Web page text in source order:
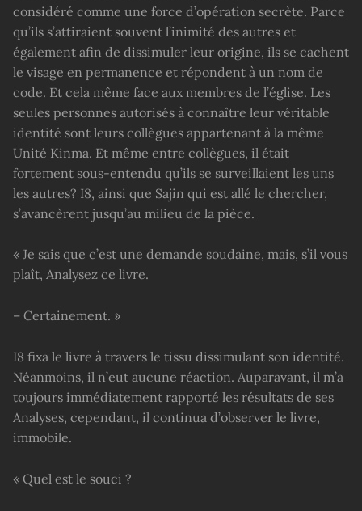
considéré comme une force d’opération secrète. Parce
qu’ils s’attiraient souvent l’inimité des autres et
également afin de dissimuler leur origine, ils se cachent
le visage en permanence et répondent à un nom de
code. Et cela même face aux membres de l’église. Les
seules personnes autorisés à connaître leur véritable
identité sont leurs collègues appartenant à la même
Unité Kinma. Et même entre collègues, il était
fortement sous-entendu qu’ils se surveillaient les uns
les autres? I8, ainsi que Sajin qui est allé le chercher,
s’avancèrent jusqu’au milieu de la pièce.
« Je sais que c’est une demande soudaine, mais, s’il vous
plaît, Analysez ce livre.
– Certainement. »
I8 fixa le livre à travers le tissu dissimulant son identité.
Néanmoins, il n’eut aucune réaction. Auparavant, il m’a
toujours immédiatement rapporté les résultats de ses
Analyses, cependant, il continua d’observer le livre,
immobile.
« Quel est le souci ?